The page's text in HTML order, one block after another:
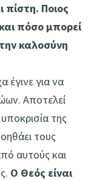
πίστη. Ποιος
πόσο μπορεί
καλοσύνη
έγινε για να
Αποτελεί
της
τους
αυτούς και
Ο Θεός είναι